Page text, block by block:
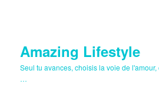
Amazing Lifestyle
Seul tu avances, choisis la voie de
…